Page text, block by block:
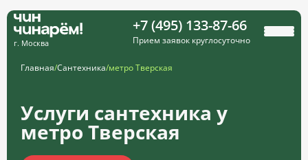
г. Москва
+7 (495) 133-87-66
Прием заявок круглосуточно
Главная/Сантехника/метро Тверская
Услуги сантехника у
метро Тверская